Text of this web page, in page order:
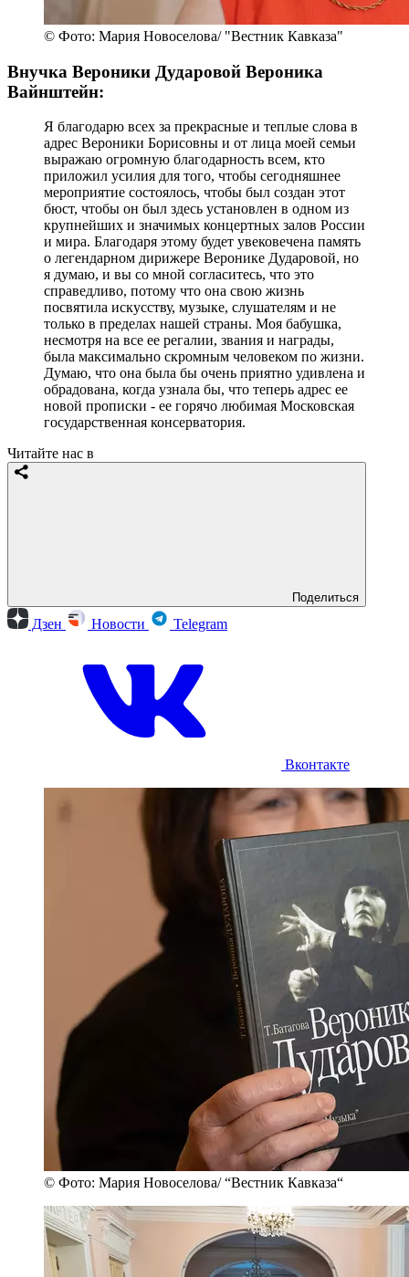
© Фото: Мария Новоселова/ "Вестник Кавказа"
Внучка Вероники Дударовой Вероника
Вайнштейн:
Я благодарю всех за прекрасные и теплые слова в
адрес Вероники Борисовны и от лица моей семьи
выражаю огромную благодарность всем, кто
приложил усилия для того, чтобы сегодняшнее
мероприятие состоялось, чтобы был создан этот
бюст, чтобы он был здесь установлен в одном из
крупнейших и значимых концертных залов России
и мира. Благодаря этому будет увековечена память
о легендарном дирижере Веронике Дударовой, но
я думаю, и вы со мной согласитесь, что это
справедливо, потому что она свою жизнь
посвятила искусству, музыке, слушателям и не
только в пределах нашей страны. Моя бабушка,
несмотря на все ее регалии, звания и награды,
была максимально скромным человеком по жизни.
Думаю, что она была бы очень приятно удивлена и
обрадована, когда узнала бы, что теперь адрес ее
новой прописки - ее горячо любимая Московская
государственная консерватория.
Читайте нас в
Поделиться
Дзен Новости Telegram
Вконтакте
© Фото: Мария Новоселова/ “Вестник Кавказа“